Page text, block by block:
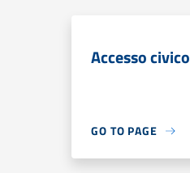
Accesso civico
GO TO PAGE